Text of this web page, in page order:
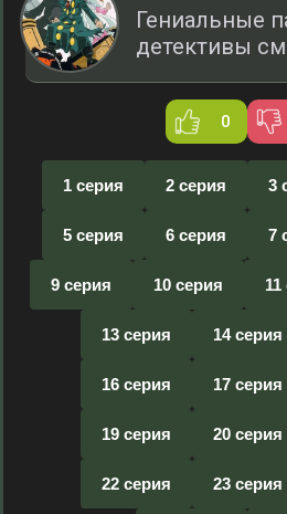
Гениальные
детективы
0
1 серия 2 серия 3
5 серия 6 серия 7
9 серия 10 серия 11
13 серия 14 серия
16 серия 17 серия
19 серия 20 серия
22 серия 23 серия